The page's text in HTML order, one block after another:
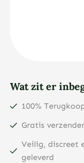
Wat zit er
100%
Gratis
Veilig, discreet
geleverd